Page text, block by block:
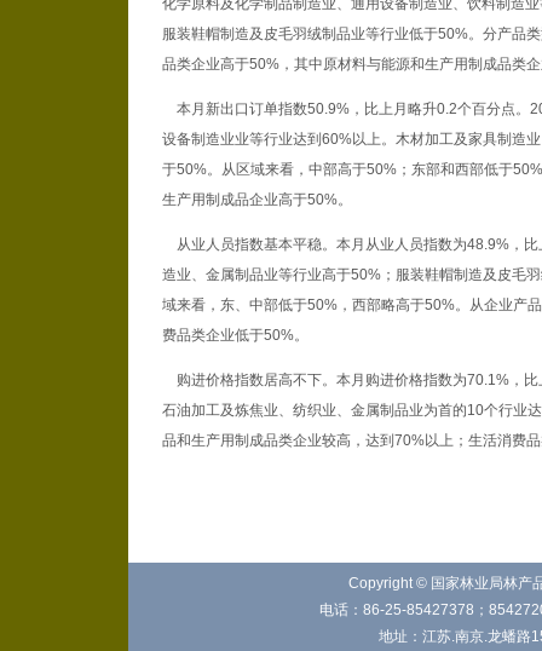
化学原料及化学制品制造业、通用设备制造业、饮料制造
服装鞋帽制造及皮毛羽绒制品业等行业低于50%。分产品
品类企业高于50%，其中原材料与能源和生产用制成品类
本月新出口订单指数50.9%，比上月略升0.2个百分点。
设备制造业业等行业达到60%以上。木材加工及家具制造
于50%。从区域来看，中部高于50%；东部和西部低于
生产用制成品企业高于50%。
从业人员指数基本平稳。本月从业人员指数为48.9%，
造业、金属制品业等行业高于50%；服装鞋帽制造及皮毛
域来看，东、中部低于50%，西部略高于50%。从企业产
费品类企业低于50%。
购进价格指数居高不下。本月购进价格指数为70.1%，
石油加工及炼焦业、纺织业、金属制品业为首的10个行业
品和生产用制成品类企业较高，达到70%以上；生活消费
Copyright © 国家林业局林产
电话：86-25-85427378；
地址：江苏.南京.龙蟠路